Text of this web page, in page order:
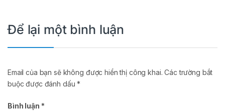
Để lại một bình luận
Email của bạn sẽ không được hiển thị công khai. Các trường bắt
buộc được đánh dấu*
Bình luận *